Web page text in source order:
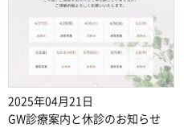
2025年04月21日
GW診療案内と休診のお知らせ